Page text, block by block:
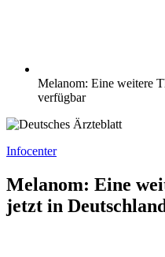
Melanom: Eine weitere
verfügbar
Infocenter
Melanom: Eine
jetzt in